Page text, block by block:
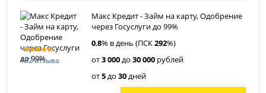
182 отзыва
Макс Кредит - Займ на карту, Одобрение
через Госуслуги до 99%
0,8% в день (ПСК292%)
от3 000до30 000 рублей
от5до30дней